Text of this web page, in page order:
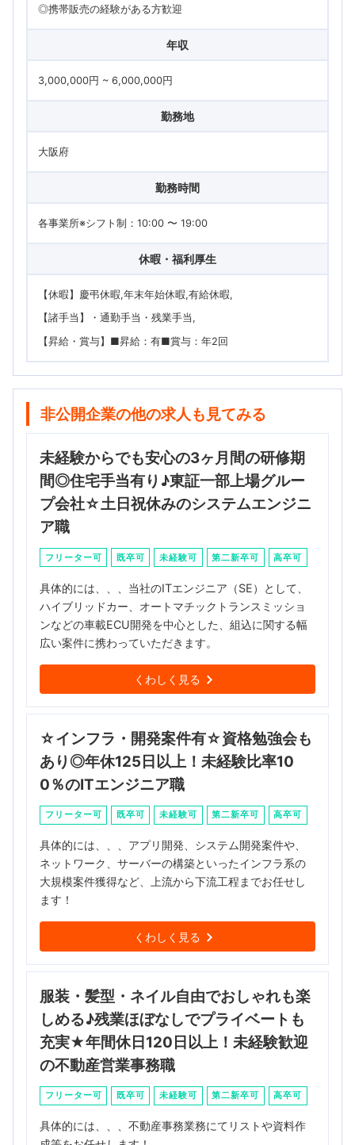
◎携帯販売の経験がある方歓迎
年収
3,000,000円 ~ 6,000,000円
勤務地
大阪府
勤務時間
各事業所※シフト制：10:00 〜 19:00
休暇・福利厚生
【休暇】慶弔休暇,年末年始休暇,有給休暇
【諸手当】・通勤手当・残業手当
【昇給・賞与】■昇給：有■賞与：年2回
非公開企業の他の求人も見てみる
未経験からでも安心の3ヶ月間の研修期
間◎住宅手当有り♪東証一部上場グルー
プ会社☆土日祝休みのシステムエンジニ
ア職
フリーター可 既卒可 未経験可 第二新卒可 高卒可
具体的には、、、当社のITエンジニア（SE）として、
ハイブリッドカー、オートマチックトランスミッショ
ンなどの車載ECU開発を中心とした、組込に関する幅
広い案件に携わっていただきます。
くわしく見る
☆インフラ・開発案件有☆資格勉強会も
あり◎年休125日以上！未経験比率10
0％のITエンジニア職
フリーター可 既卒可 未経験可 第二新卒可 高卒可
具体的には、、、アプリ開発、システム開発案件や、
ネットワーク、サーバーの構築といったインフラ系の
大規模案件獲得など、上流から下流工程までお任せし
ます！
くわしく見る
服装・髪型・ネイル自由でおしゃれも楽
しめる♪残業ほぼなしでプライベートも
充実★年間休日120日以上！未経験歓迎
の不動産営業事務職
フリーター可 既卒可 未経験可 第二新卒可 高卒可
具体的には、、、不動産事務業務にてリストや資料作